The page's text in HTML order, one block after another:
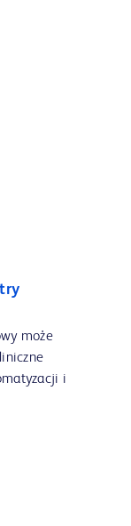
może
i